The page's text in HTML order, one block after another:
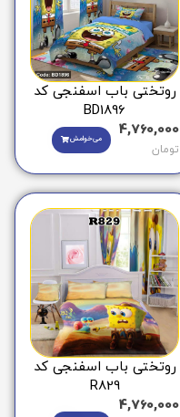
روتختی باب اسفنجی کد
BD1896
4,760,000
تومان
می‌خوامش
روتختی باب اسفنجی کد
R829
4,760,000